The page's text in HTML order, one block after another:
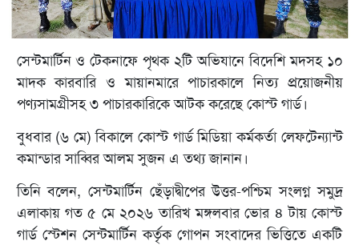
সেন্টমার্টিন ও টেকনাফে পৃথক ২টি অভিযানে বিদেশি মদসহ ১০
মাদক কারবারি ও মায়ানমারে পাচারকালে নিত্য প্রয়োজনীয়
পণ্যসামগ্রীসহ ৩ পাচারকারিকে আটক করেছে কোস্ট গার্ড।
বুধবার (৬ মে) বিকালে কোস্ট গার্ড মিডিয়া কর্মকর্তা লেফটেন্যান্ট
কমান্ডার সাব্বির আলম সুজন এ তথ্য জানান।
তিনি বলেন, সেন্টমার্টিন ছেঁড়াদ্বীপের উত্তর-পশ্চিম সংলগ্ন সমুদ্র
এলাকায় গত ৫ মে ২০২৬ তারিখ মঙ্গলবার ভোর ৪ টায় কোস্ট
গার্ড স্টেশন সেন্টমার্টিন কর্তৃক গোপন সংবাদের ভিত্তিতে একটি